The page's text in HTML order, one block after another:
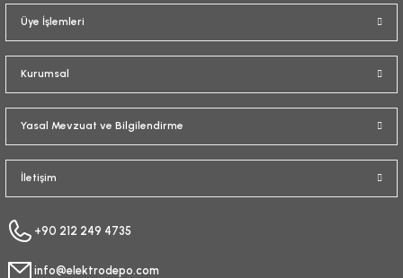
Üye İşlemleri
Kurumsal
Yasal Mevzuat ve Bilgilendirme
İletişim
+90 212 249 4735
info@elektrodepo.com